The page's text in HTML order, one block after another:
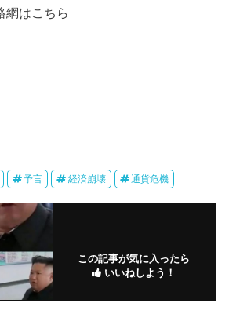
網はこちら
予言 経済崩壊 通貨危機
この記事が気に入ったら
いいねしよう！